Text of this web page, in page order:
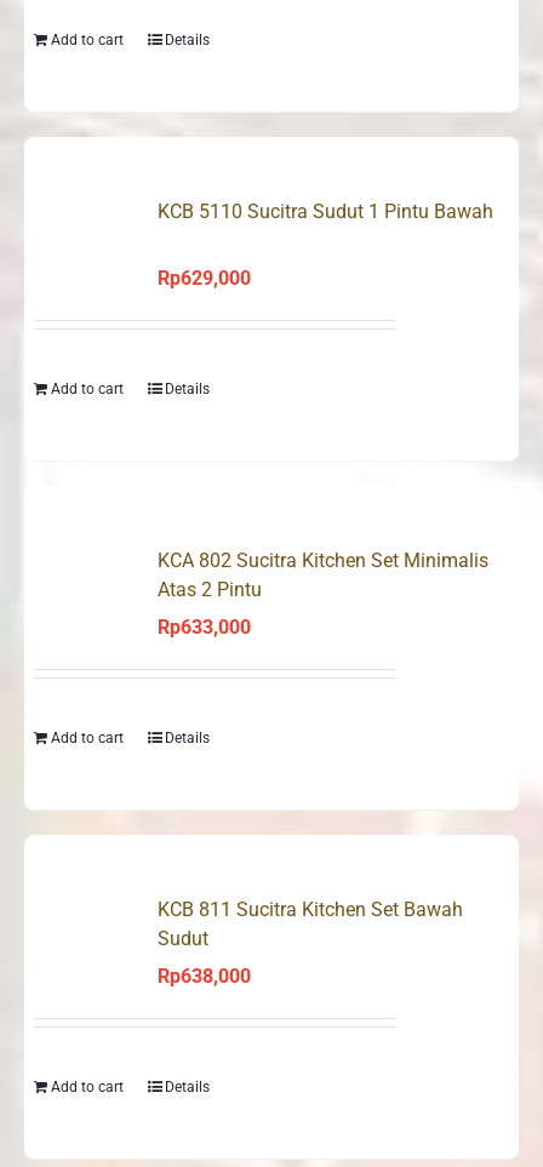
Add to cart Details
KCB 5110 Sucitra Sudut 1 Pintu Bawah
Rp629,000
Add to cart Details
KCA 802 Sucitra Kitchen Set Minimalis
Atas 2 Pintu
Rp633,000
Add to cart Details
KCB 811 Sucitra Kitchen Set Bawah
Sudut
Rp638,000
Add to cart Details